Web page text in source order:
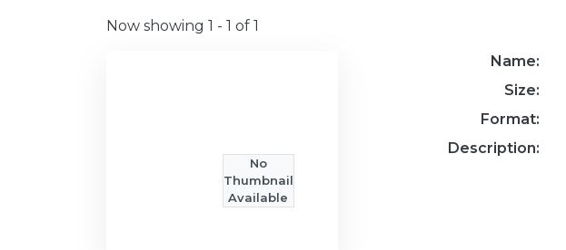
Now showing 1 - 1 of 1
No
Thumbnail
Available
Name:
Size:
Format:
Description: